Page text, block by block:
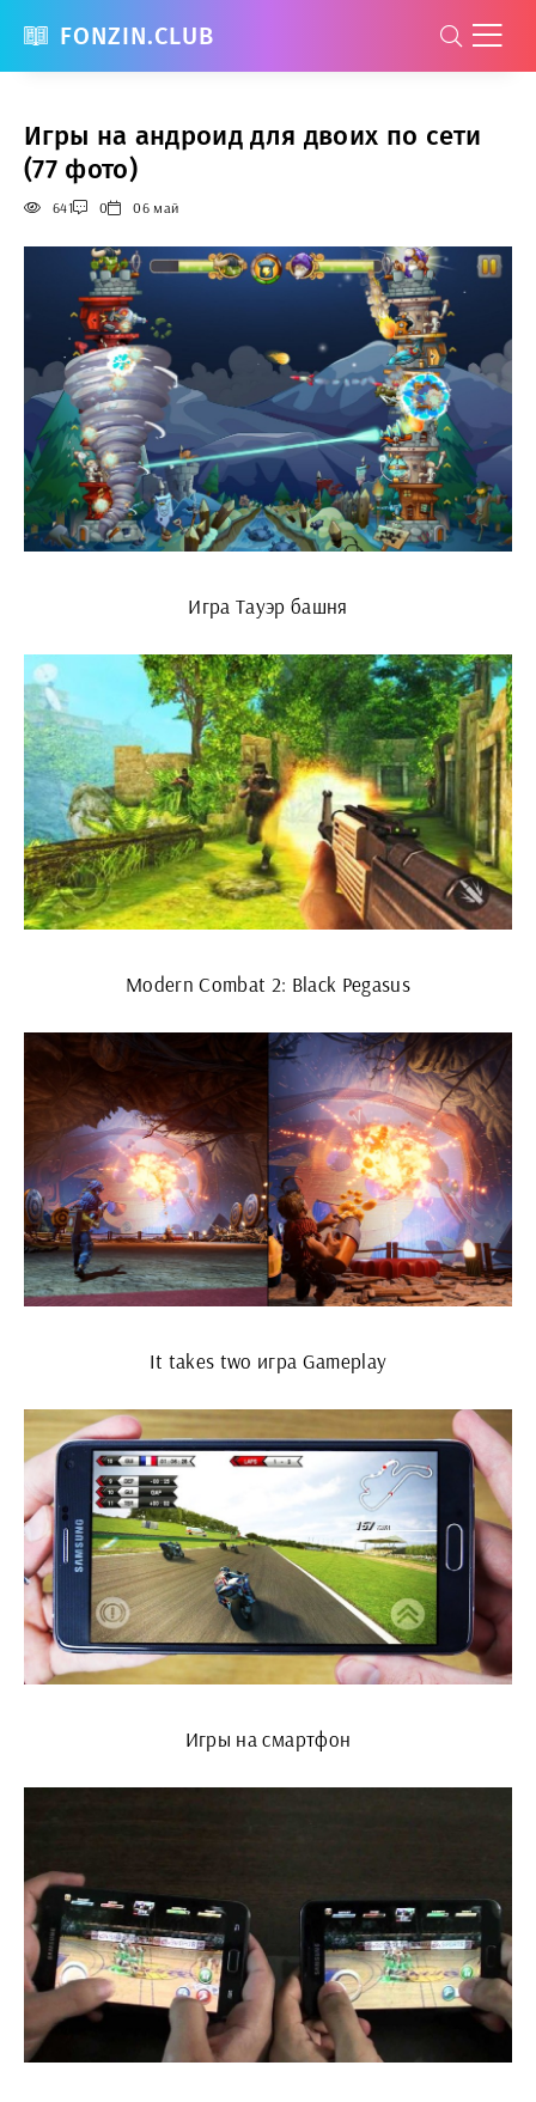
FONZIN.CLUB
Игры на андроид для двоих по сети
(77 фото)
641 0 06 май
Игра Тауэр башня
Modern Combat 2: Black Pegasus
It takes two игра Gameplay
Игры на смартфон